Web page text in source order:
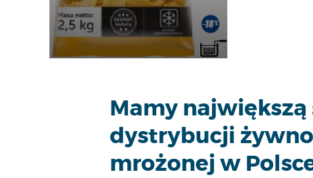
Mamy największą
dystrybucji
mrożonej w